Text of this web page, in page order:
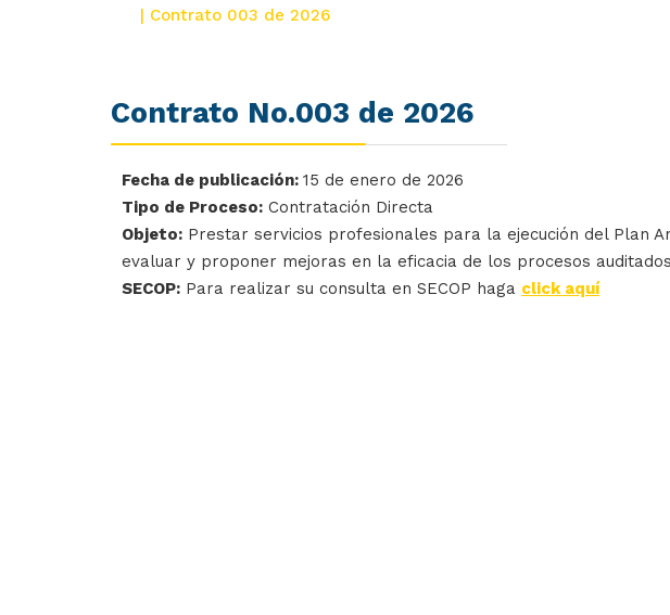
| Contrato 003 de 2026
Contrato No.003 de 2026
Fecha de publicación: 15 de enero de 2026
Tipo de Proceso: Contratación Directa
Objeto: Prestar servicios profesionales para la ejecución del Plan
evaluar y proponer mejoras en la eficacia de los procesos
SECOP: Para realizar su consulta en SECOP haga click aquí